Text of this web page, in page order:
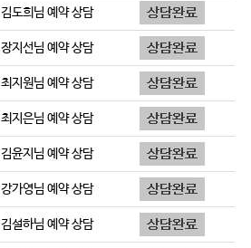
김도희님 예약 상담
장지선님 예약 상담
최지원님 예약 상담
최지은님 예약 상담
김윤지 님 예약 상담
강가영님 예약 상담
김설하님 예약 상담